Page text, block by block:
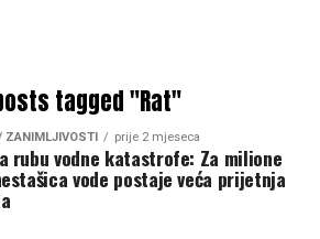
tagged "Rat"
ZANIMLJIVOSTI prije 2 mjeseca
rubu vodne katastrofe: Za milione
vode postaje veća prijetnja